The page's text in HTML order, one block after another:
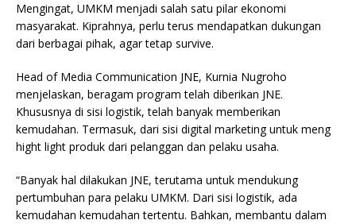
Mengingat, UMKM menjadi salah satu pilar ekonomi
masyarakat. Kiprahnya, perlu terus mendapatkan dukungan
dari berbagai pihak, agar tetap survive.
Head of Media Communication JNE, Kurnia Nugroho
menjelaskan, beragam program telah diberikan JNE.
Khususnya di sisi logistik, telah banyak memberikan
kemudahan. Termasuk, dari sisi digital marketing untuk meng
hight light produk dari pelanggan dan pelaku usaha.
“Banyak hal dilakukan JNE, terutama untuk mendukung
pertumbuhan para pelaku UMKM. Dari sisi logistik, ada
kemudahan kemudahan tertentu. Bahkan, membantu dalam